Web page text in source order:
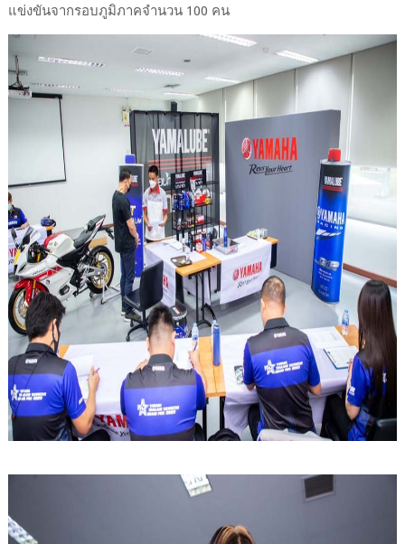
แข่งขันจากรอบภูมิภาคจำนวน 100 คน